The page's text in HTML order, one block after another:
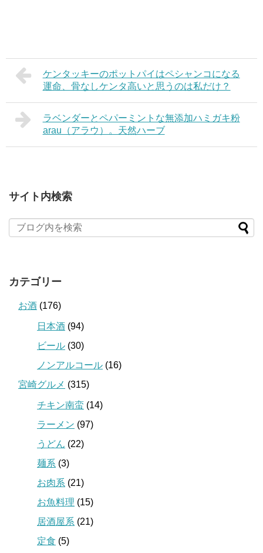
ケンタッキーのポットパイはペシャンコになる
運命、骨なしケンタ高いと思うのは私だけ？
ラベンダーとペパーミントな無添加ハミガキ粉
arau（アラウ）。天然ハーブ
サイト内検索
カテゴリー
お酒 (176)
日本酒 (94)
ビール (30)
ノンアルコール (16)
宮崎グルメ (315)
チキン南蛮 (14)
ラーメン (97)
うどん (22)
麺系 (3)
お肉系 (21)
お魚料理 (15)
居酒屋系 (21)
定食 (5)